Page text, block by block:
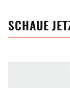
SCHAUE